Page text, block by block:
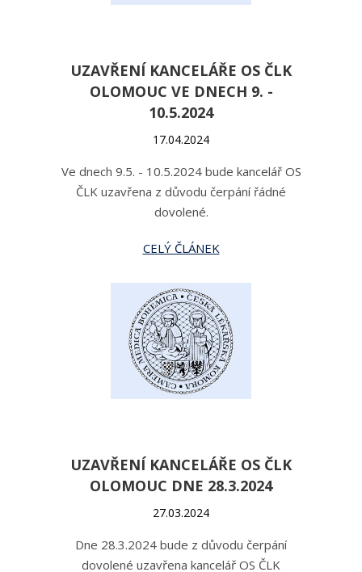
UZAVŘENÍ KANCELÁŘE OS ČLK
OLOMOUC VE DNECH 9. -
10.5.2024
17.04.2024
Ve dnech 9.5. - 10.5.2024 bude kancelář OS
ČLK uzavřena z důvodu čerpání řádné
dovolené.
CELÝ ČLÁNEK
UZAVŘENÍ KANCELÁŘE OS ČLK
OLOMOUC DNE 28.3.2024
27.03.2024
Dne 28.3.2024 bude z důvodu čerpání
dovolené uzavřena kancelář OS ČLK